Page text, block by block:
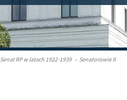
Senat RP w latach 1922-1939 › Senatorowie II